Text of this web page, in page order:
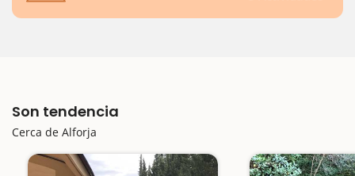
Son tendencia
Cerca de Alforja